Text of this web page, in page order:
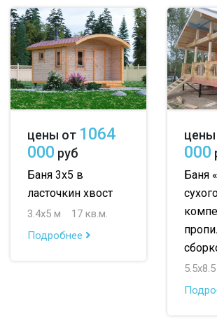
цены от 1064
000 руб
Баня 3х5 в
ласточкин хвост
3.4х5 м
17 кв.м.
Подробнее
000
Баня